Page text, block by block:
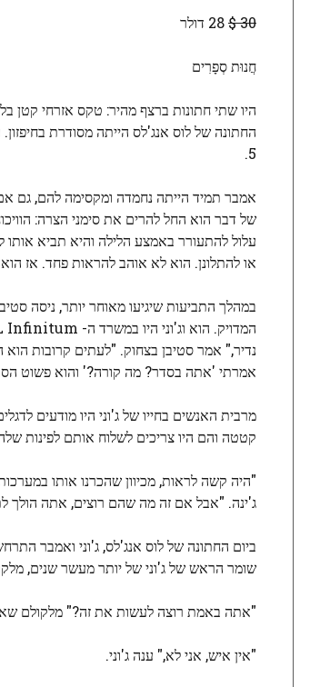
30 $ 28 דולר
חֲנוּת סְפָרִים
היו שתי חתונות ברצף מהיר: טקס אזרחי קטן
החתונה של לוס אנג'לס הייתה מסודרת בחיפזון.
5.
אמבר תמיד הייתה נחמדה ומקסימה להם, גם
של דבר הוא החל להרים את סימני הצרה:
עלול להתעורר באמצע הלילה והיא תביא אותו
או להתלונן. הוא לא אוהב להראות פחד. אז
במהלך התביעות שיגיעו מאוחר יותר, ניסה
נדיר," אמר סטיבן בצחוק. "לעתים קרובות
אמרתי 'אתה בסדר? מה קורה?' והוא פשוט
מרבית האנשים בחייו של ג'וני היו מודעים
קטטה והם היו צריכים לשלוח אותם לפינות
"היה קשה לראות, מכיוון שהכרנו אותו
ג'ינה. "אבל אם זה מה שהם רוצים, אתה הולך
ביום החתונה של לוס אנג'לס, ג'וני ואמבר
שומר הראש של ג'וני של יותר מעשר שנים,
"אתה באמת רוצה לעשות את זה?" מלקולם
"אין איש, אני לא," ענה ג'וני.